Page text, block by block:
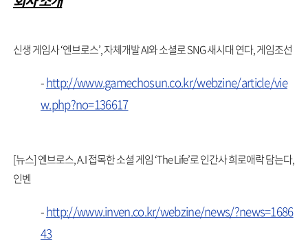
신생 게임사 ‘엔브로스’, 자체개발 AI와 소셜로 SNG 새시대 연다, 게임조선
-http://www.gamechosun.co.kr/webzine/article/vie
w.php?no=136617
[뉴스] 엔브로스, A.I 접목한 소셜 게임 ‘The Life’로 인간사 희로애락 담는다,
인벤
-http://www.inven.co.kr/webzine/news/?news=1686
43